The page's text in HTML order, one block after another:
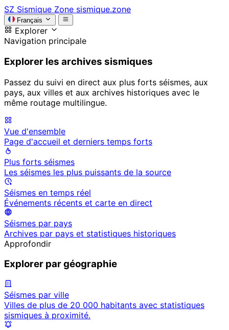
SZ Sismique Zone sismique.zone
Français
Explorer
Navigation principale
Explorer les archives sismiques
Passez du suivi en direct aux plus forts séismes, aux
pays, aux villes et aux archives historiques avec le
même routage multilingue.
Vue d'ensemble
Page d'accueil et derniers temps forts
Plus forts séismes
Les séismes les plus puissants de la source
Séismes en temps réel
Événements récents et carte en direct
Séismes par pays
Archives par pays et statistiques historiques
Approfondir
Explorer par géographie
Séismes par ville
Villes de plus de 20 000 habitants avec statistiques
sismiques à proximité.